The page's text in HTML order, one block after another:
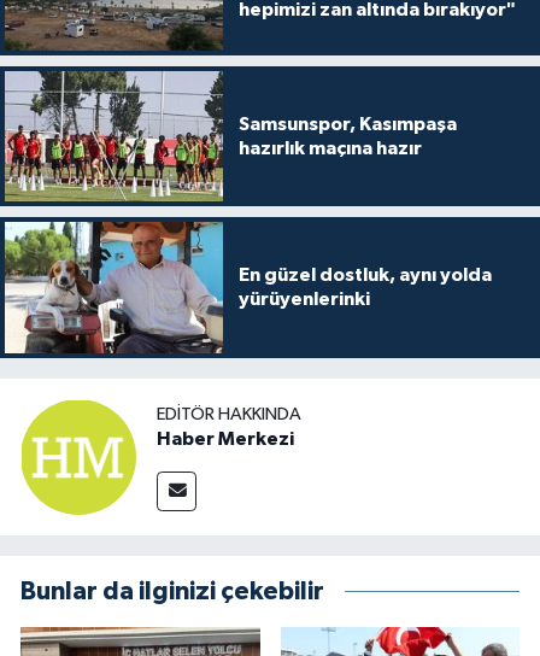
hepimizi zan altında bırakıyor"
Samsunspor, Kasımpaşa
hazırlık maçına hazır
En güzel dostluk, aynı yolda
yürüyenlerinki
EDITÖR HAKKINDA
Haber Merkezi
Bunlar da ilginizi çekebilir